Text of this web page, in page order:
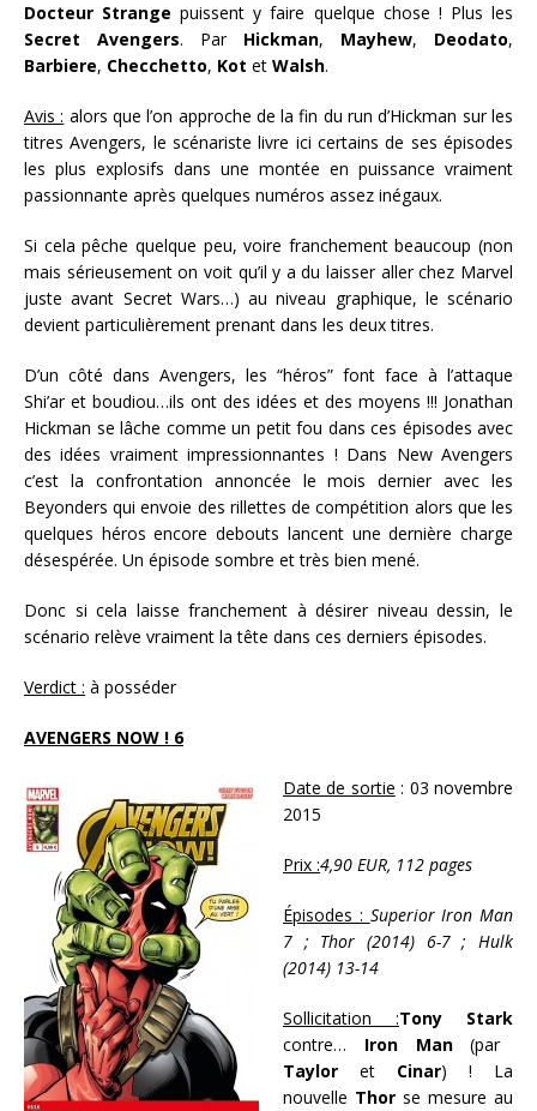
Docteur Strange puissent y faire quelque chose ! Plus les
Secret Avengers. Par Hickman, Mayhew, Deodato,
Barbiere, Checchetto, Kot et Walsh.
Avis : alors que l’on approche de la fin du run d’Hickman sur les
titres Avengers, le scénariste livre ici certains de ses épisodes
les plus explosifs dans une montée en puissance vraiment
passionnante après quelques numéros assez inégaux.
Si cela pêche quelque peu, voire franchement beaucoup (non
mais sérieusement on voit qu’il y a du laisser aller chez Marvel
juste avant Secret Wars…) au niveau graphique, le scénario
devient particulièrement prenant dans les deux titres.
D’un côté dans Avengers, les “héros” font face à l’attaque
Shi’ar et boudiou…ils ont des idées et des moyens !!! Jonathan
Hickman se lâche comme un petit fou dans ces épisodes avec
des idées vraiment impressionnantes ! Dans New Avengers
c’est la confrontation annoncée le mois dernier avec les
Beyonders qui envoie des rillettes de compétition alors que les
quelques héros encore debouts lancent une dernière charge
désespérée. Un épisode sombre et très bien mené.
Donc si cela laisse franchement à désirer niveau dessin, le
scénario relève vraiment la tête dans ces derniers épisodes.
Verdict : à posséder
AVENGERS NOW ! 6
Date de sortie : 03 novembre
2015
Prix :4,90 EUR, 112 pages
Épisodes : Superior Iron Man
7 ; Thor (2014) 6-7 ; Hulk
(2014) 13-14
Sollicitation :Tony Stark
contre… Iron Man(par
Taylor et Cinar) ! La
nouvelle Thor se mesure au